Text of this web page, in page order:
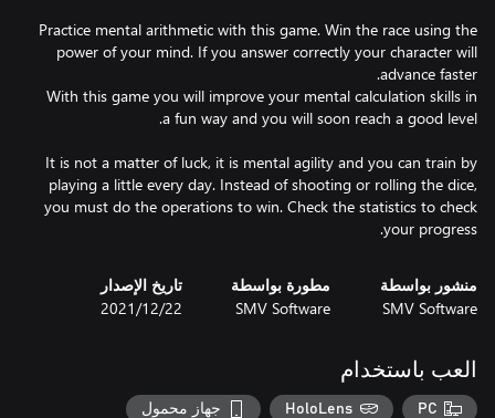
Practice mental arithmetic with this game. Win the race using the
power of your mind. If you answer correctly your character will
With this game you will improve your mental calculation skills in
It is not a matter of luck, it is mental agility and you can train by
playing a little every day. Instead of shooting or rolling the dice,
you must do the operations to win. Check the statistics to check
your progress.
منشور بواسطة
SMV Software
مطورة بواسطة
SMV Software
تاريخ الإصدار
22‏/12‏/2021
العب باستخدام
PC
HoloLens جهاز محمول